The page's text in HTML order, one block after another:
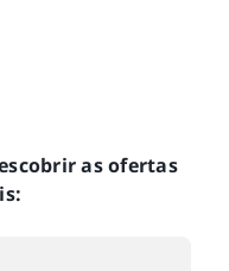
as ofertas